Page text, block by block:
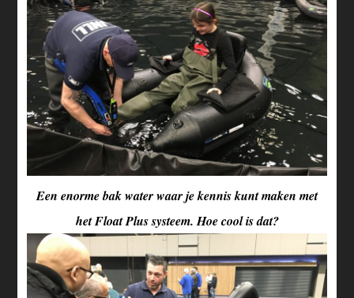
Een enorme bak water waar je kennis kunt maken met
het Float Plus systeem. Hoe cool is dat?